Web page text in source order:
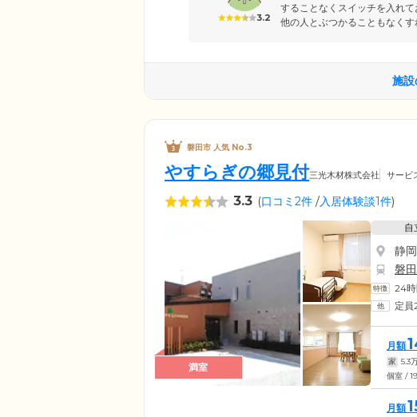
3.2
することなくスイッチを入れ
他の人とぶつかることもなくす
施
磐田市 人気 No.3
やすらぎの郷見付三光木材株式会社 サービ
3.3 (口コミ2件 /入居体験談1件)
満室
自
静
磐
24
定員
月額
家 5.3
個室 /
月額